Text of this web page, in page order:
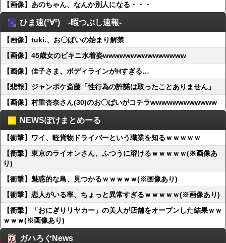
【画像】あのちゃん、なんか別人になる・・・
ひま速(°∀°) -暇つぶし速報-
【画像】tuki.、お〇ぱいの始まり解禁
【画像】45歳女のビキニ水着姿wwwwwwwwwwwwwww
【画像】佳子さま、ボディラインがHすぎる…
【悲報】ジャンポケ斎藤「性行為の許諾は取ったことありません」
【画像】村重杏奈さん(30)のお〇ぱいがコチラwwwwwwwwwwww
NEWSぽけまとめーる
【衝撃】ワイ、軽貨物ドライバーという職業を知るｗｗｗｗｗ
【衝撃】東京のライオンさん、ふつうに溶けるｗｗｗｗｗ(※画像あ
り)
【衝撃】魅惑的な鳥、見つかるｗｗｗｗｗ(※画像あり)
【衝撃】恋人がいる率、ちょっと異常すぎるｗｗｗｗｗ(※画像あり)
【衝撃】「おにぎりリヤカー」の美人が店舗をオープンした結果ｗｗ
ｗｗｗ(※画像あり)
ガハろぐNews